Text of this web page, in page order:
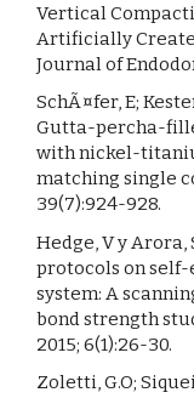
Vertical
Artificially
Journal of
SchÃ¤fer, E;
Gutta-percha-
with nickel-
matching single
39(7):924-928.
Hedge, V y
protocols on
system: A
bond strength
2015; 6(1):26-30.
Zoletti, G.O;